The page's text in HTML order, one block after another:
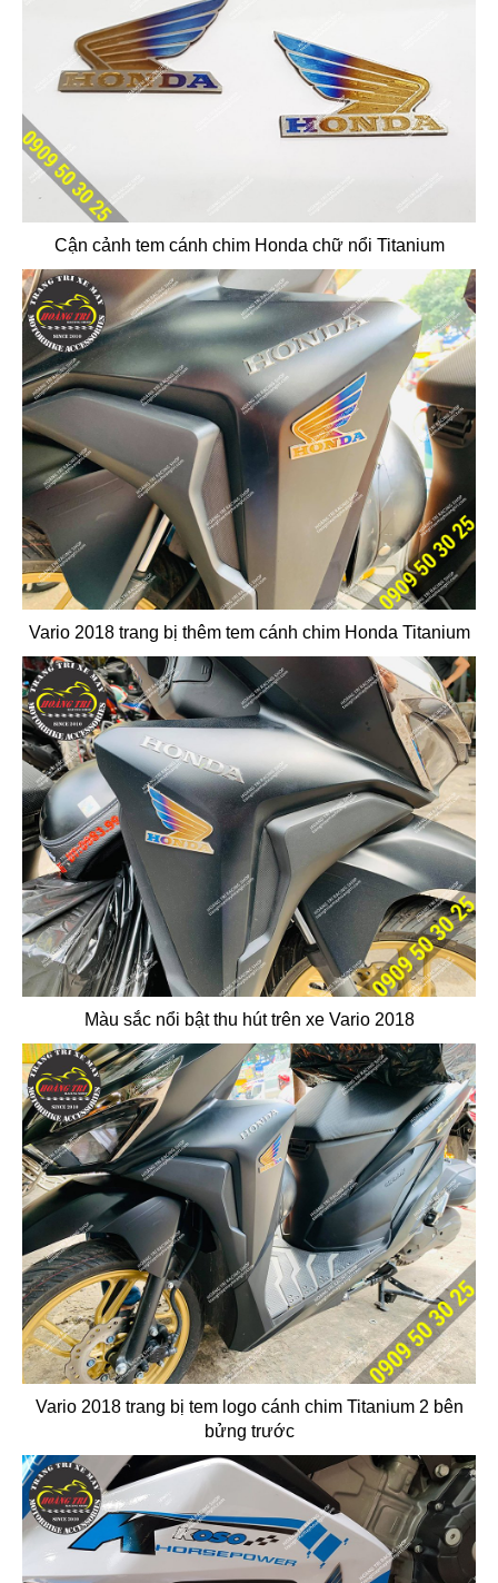
Cận cảnh tem cánh chim Honda chữ nổi Titanium
Vario 2018 trang bị thêm tem cánh chim Honda Titanium
Màu sắc nổi bật thu hút trên xe Vario 2018
Vario 2018 trang bị tem logo cánh chim Titanium 2 bên
bửng trước